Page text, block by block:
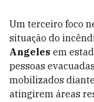
Um terceiro foco
situação do
Angeles em
pessoas
mobilizados
atingirem áreas